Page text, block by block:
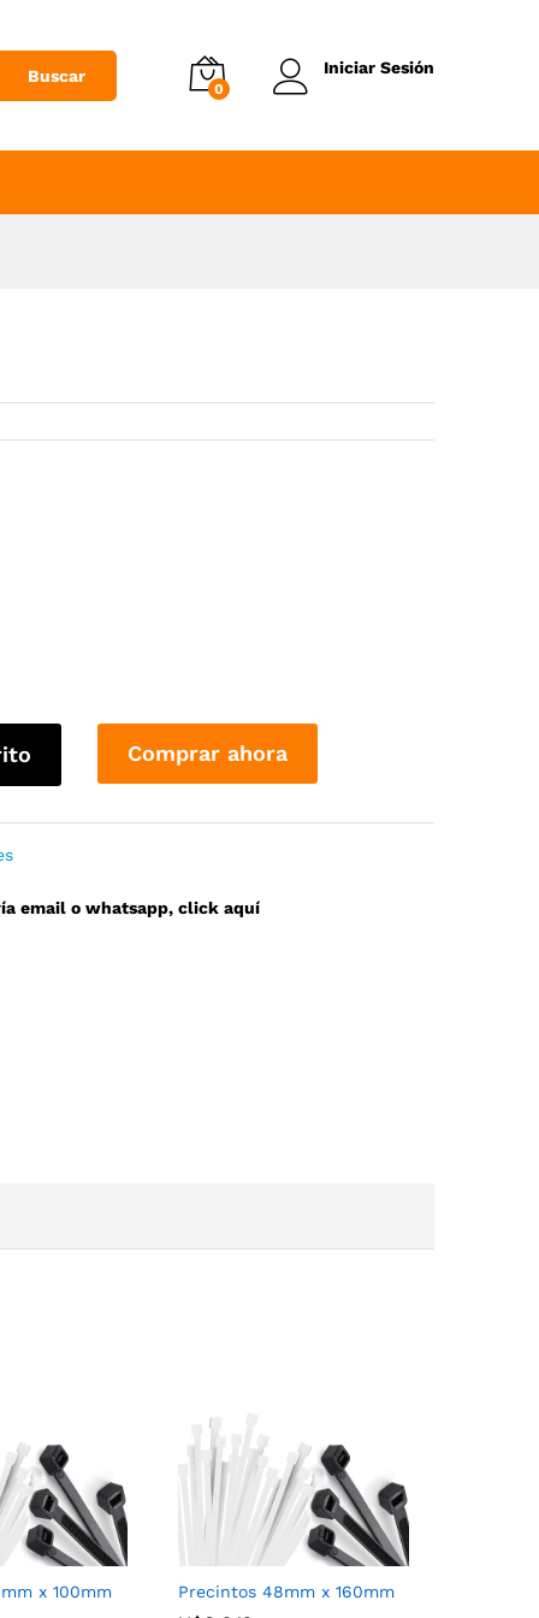
Buscar
0
Iniciar Sesión
Comprar ahora
email o whatsapp, click aquí
x 100mm Precintos 48mm x 160mm